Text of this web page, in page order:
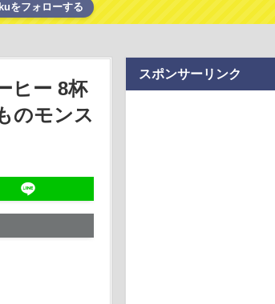
ｗ
DeepMindのデミス・ハサビス氏、CEOを退任
苦茶やろなぁ」
DeepMindの気象予測モデル「WeatherNext
グランド・セフト・オートVI」最新映像、8月28日に
画】大阪府警のおっさん射殺映像が公開される。当
民民主党や共産党と一緒に消費税減税に反対してい
をフォローする
ヒー 8杯
のモンス
スポンサーリンク